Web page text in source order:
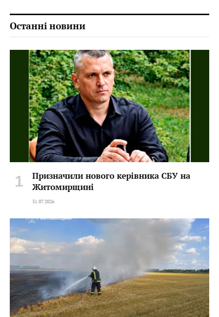
Останні новини
Призначили нового керівника СБУ на
Житомирщині
31.07.2026